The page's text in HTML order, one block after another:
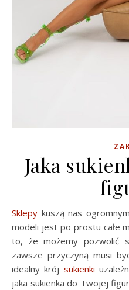
Jaka
Sklepy kuszą nas
modeli jest po prostu całe
to, że możemy pozwolić
zawsze przyczyną musi
idealny krój sukienki
jaka sukienka do Twojej